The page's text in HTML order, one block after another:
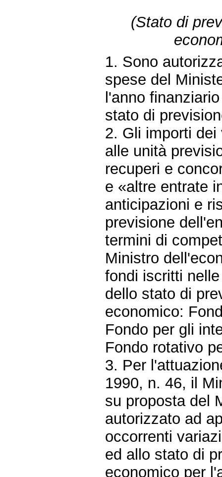
(Stato di
1. Sono
spese del
l'anno
stato di
2. Gli importi
alle unità
recuperi e
e «altre entrate
anticipazioni e
previsione
termini di
Ministro
fondi iscritti
dello stato di
economico:
Fondo per gli
Fondo rotativo
3. Per
1990, n. 46, il
su proposta del
autorizzato ad
occorrenti
ed allo stato di
economico per